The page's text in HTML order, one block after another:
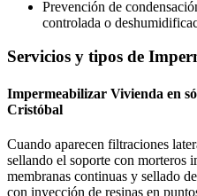
Prevención de
controlada o
Servicios y tipos de
Impermeabilizar Vivienda en
Cristóbal
Cuando aparecen filtraciones
sellando el soporte con morteros
membranas continuas y sellado
con inyección de resinas en